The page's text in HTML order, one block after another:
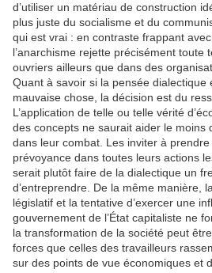
d’utiliser un matériau de construction
plus juste du socialisme et du
qui est vrai : en contraste frappant
l’anarchisme rejette précisément toute
ouvriers ailleurs que dans des
Quant à savoir si la pensée dialectique
mauvaise chose, la décision est du
L’application de telle ou telle vérité
des concepts ne saurait aider le moins
dans leur combat. Les inviter à
prévoyance dans toutes leurs actions
serait plutôt faire de la dialectique un
d’entreprendre. De la même manière,
législatif et la tentative d’exercer une
gouvernement de l’État capitaliste ne
la transformation de la société peut
forces que celles des travailleurs
sur des points de vue économiques et